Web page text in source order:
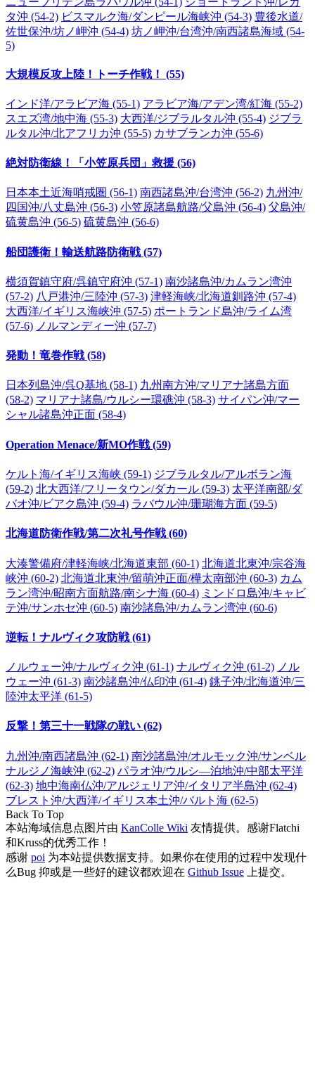
タ沖 (54-2) ビスマルク海/ダンピール海峡沖 (54-3) 豊後水道/
佐世保沖/坊ノ岬沖 (54-4) 坊ノ岬沖/台湾沖/南西諸島海域 (54-
5)
大規模反攻上陸！トーチ作戦！ (55)
インド洋/アラビア海 (55-1) アラビア海/アデン湾/紅海 (55-2)
スエズ湾/地中海 (55-3) 大西洋/ジブラルタル沖 (55-4) ジブラ
ルタル沖/北アフリカ沖 (55-5) カサブランカ沖 (55-6)
絶対防衛線！「小笠原兵団」救援 (56)
日本本土近海哨戒圏 (56-1) 南西諸島沖/台湾沖 (56-2) 九州沖/
四国沖/八丈島沖 (56-3) 小笠原諸島航路/父島沖 (56-4) 父島沖/
硫黄島沖 (56-5) 硫黄島沖 (56-6)
船団護衛！輸送航路防衛戦 (57)
横須賀鎮守府/呉鎮守府沖 (57-1) 南沙諸島沖/カムラン湾沖
(57-2) 八戸港沖/三陸沖 (57-3) 津軽海峡/北海道釧路沖 (57-4)
大西洋/イギリス海峡沖 (57-5) ポートランド島沖/ライム湾
(57-6) ノルマンディー沖 (57-7)
発動！竜巻作戦 (58)
日本列島沖/呉Q基地 (58-1) 九州南方沖/マリアナ諸島方面
(58-2) マリアナ諸島/ウルシー環礁沖 (58-3) サイパン沖/マー
シャル諸島沖正面 (58-4)
Operation Menace/新MO作戦 (59)
ケルト海/イギリス海峡 (59-1) ジブラルタル/アルボラン海
(59-2) 北大西洋/フリータウン/ダカール (59-3) 太平洋南部/ダ
バオ沖/ビアク島沖 (59-4) ラバウル沖/珊瑚海方面 (59-5)
北海道防衛作戦/第二次礼号作戦 (60)
大湊警備府/津軽海峡/北海道東部 (60-1) 北海道北東沖/宗谷海
峡沖 (60-2) 北海道北東沖/留萌沖正面/樺太南部沖 (60-3) カム
ラン湾沖/昭南方面航路/南シナ海 (60-4) ミンドロ島沖/キャビ
テ沖/サンホセ沖 (60-5) 南沙諸島沖/カムラン湾沖 (60-6)
逆転！ナルヴィク攻防戦 (61)
ノルウェー沖/ナルヴィク沖 (61-1) ナルヴィク沖 (61-2) ノル
ウェー沖 (61-3) 南沙諸島沖/仏印沖 (61-4) 銚子沖/北海道沖/三
陸沖太平洋 (61-5)
反撃！第三十一戦隊の戦い (62)
九州沖/南西諸島沖 (62-1) 南沙諸島沖/オルモック沖/サンベル
ナルジノ海峡沖 (62-2) パラオ沖/ウルシ―泊地沖/中部太平洋
(62-3) 地中海南仏沖/アルジェリア沖/イタリア半島沖 (62-4)
ブレスト沖/大西洋/イギリス本土沖/バルト海 (62-5)
Back To Top
本站海域信息点图片由 KanColle Wiki 友情提供。感谢Flatchi
和Kruss的优秀工作！
感谢 poi 为本站提供数据支持。如果你在使用的过程中发现什
么Bug 抑或是一些好的建议都欢迎在 Github Issue 上提交。